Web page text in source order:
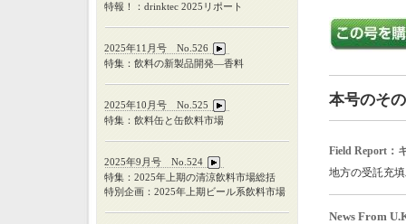
本号のそ
Field Report：
地方の受託充
News From
特報！：drinktec 2025 リポート
2025年11月号 No.526
特集：飲料の新製品開発―香料
2025年10月号 No.525
特集：飲料缶と缶飲料市場
2025年9月号 No.524
特集：2025年上期の清涼飲料市場総括
特別企画：2025年上期ビール系飲料市場